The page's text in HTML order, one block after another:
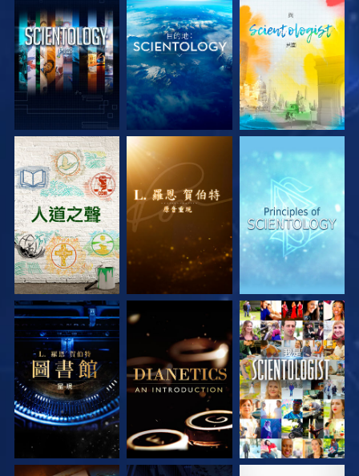
探索系列節目 探索系列節目 探索系列節目
探索系列節目 探索系列節目 觀看